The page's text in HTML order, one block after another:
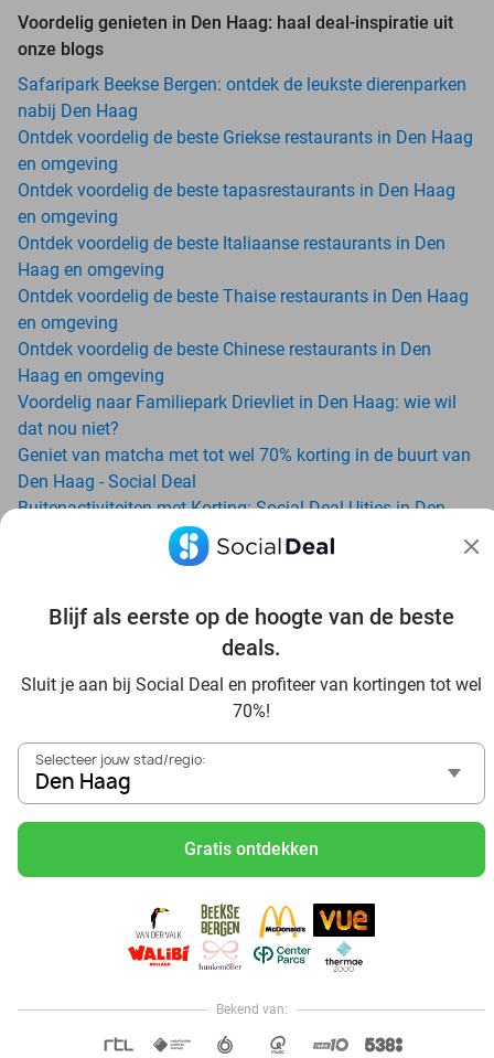
Blijf als eerste op de hoogte van de beste
deals.
Sluit je aan bij Social Deal en profiteer van kortingen tot wel
70%!
Selecteer jouw stad/regio:
Den Haag
Gratis ontdekken
Bekend van:
Voordelig genieten in Den Haag: haal deal-inspiratie uit
onze blogs
Safaripark Beekse Bergen: ontdek de leukste dierenparken
nabij Den Haag
Ontdek voordelig de beste Griekse restaurants in Den Haag
en omgeving
Ontdek voordelig de beste tapasrestaurants in Den Haag
en omgeving
Ontdek voordelig de beste Italiaanse restaurants in Den
Haag en omgeving
Ontdek voordelig de beste Thaise restaurants in Den Haag
en omgeving
Ontdek voordelig de beste Chinese restaurants in Den
Haag en omgeving
Voordelig naar Familiepark Drievliet in Den Haag: wie wil
dat nou niet?
Geniet van matcha met tot wel 70% korting in de buurt van
Den Haag - Social Deal
Buitenactiviteiten met Korting: Social Deal Uitjes in Den
Ga voordelig de padelbaan op met Social Deal in de buurt
Geniet van je vakantie in Den Haag in Nederland met
Ervaar de kwaliteit van het Van der Valk hotel in Den Haag
Voordelig genieten bij Sunparks met korting vanuit Den
Haag
Met hoge korting naar de zonnebank in Den Haag
Skiën met korting in Den Haag? Ontdek de leukste
skihallen en indoor skibanen
Schaatsen in Den Haag en omgeving
Holiday on Ice tickets met korting in Den Haag
Social Deal voordeelshop: ah, zoveel mooie deals in regio
Hoi, onze klantenservice is open,
dus als je een vraag hebt helpen